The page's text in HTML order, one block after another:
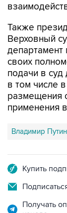
Также
своих
подачи в суд
в том числе
размещения
применения
Владимир Путин
Получать